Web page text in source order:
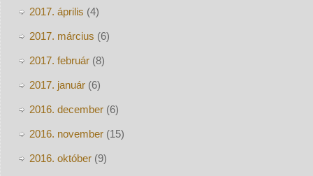
2017. április (4)
2017. március (6)
2017. február(8)
2017. január(6)
2016. december(6)
2016. november(15)
2016. október(9)